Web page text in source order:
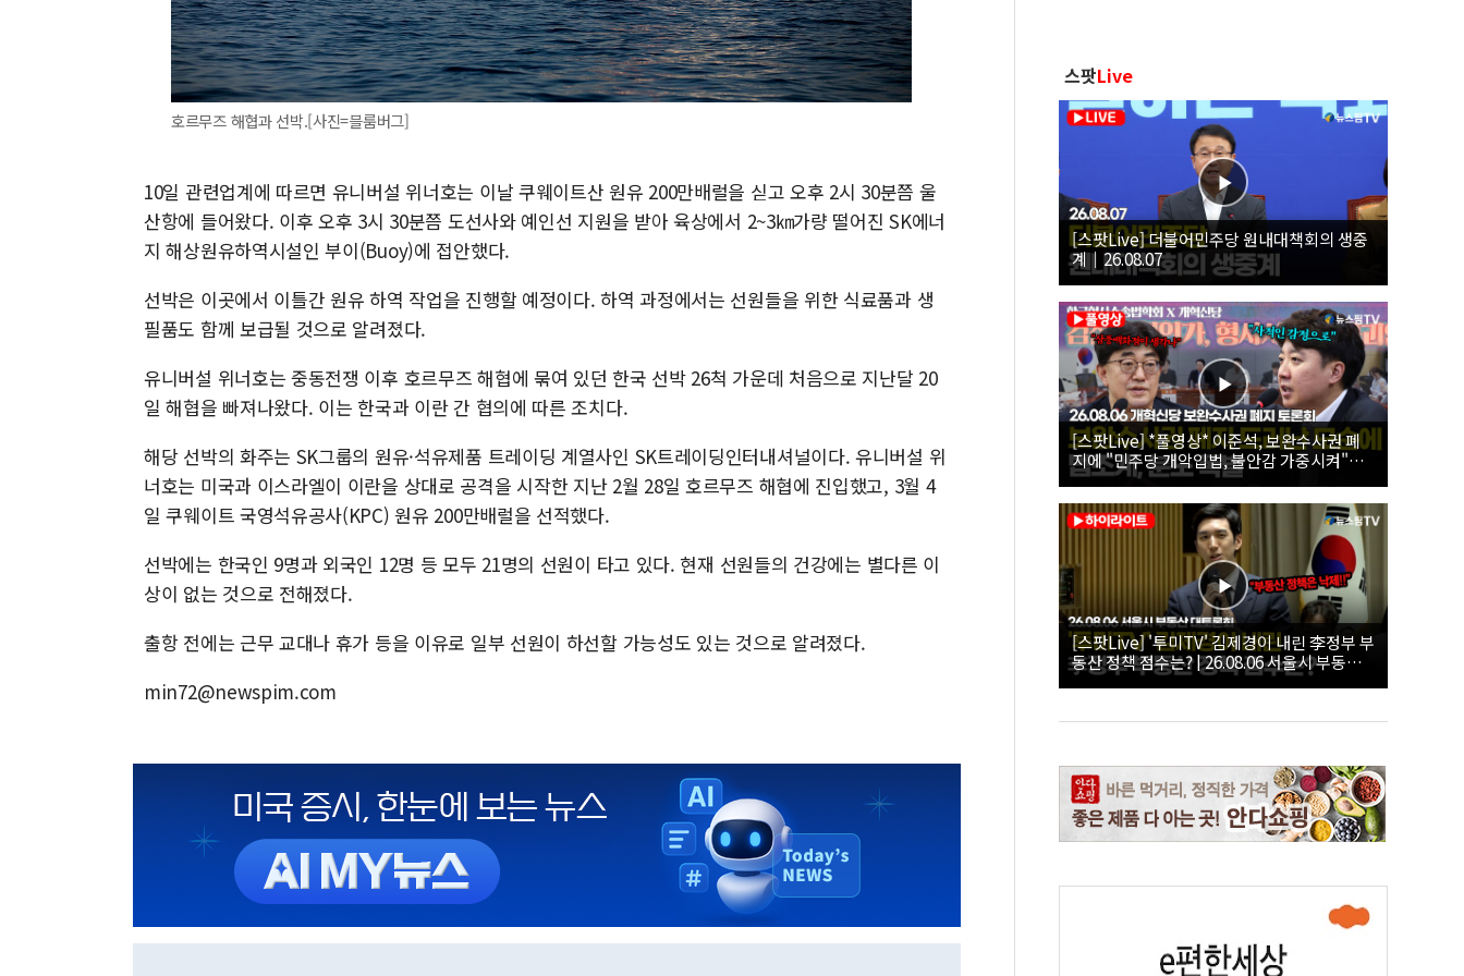
호르무즈 해협과 선박.[사진=블룸버그]
10일 관련업계에 따르면 유니버설 위너호는 이날 쿠웨이트산 원유 200만배럴을 싣고 오후 2시 30분쯤 울
산항에 들어왔다. 이후 오후 3시 30분쯤 도선사와 예인선 지원을 받아 육상에서 2~3㎞가량 떨어진 SK에너
지 해상원유하역시설인 부이(Buoy)에 접안했다.
선박은 이곳에서 이틀간 원유 하역 작업을 진행할 예정이다. 하역 과정에서는 선원들을 위한 식료품과 생
필품도 함께 보급될 것으로 알려졌다.
유니버설 위너호는 중동전쟁 이후 호르무즈 해협에 묶여 있던 한국 선박 26척 가운데 처음으로 지난달 20
일 해협을 빠져나왔다. 이는 한국과 이란 간 협의에 따른 조치다.
해당 선박의 화주는 SK그룹의 원유·석유제품 트레이딩 계열사인 SK트레이딩인터내셔널이다. 유니버설 위
너호는 미국과 이스라엘이 이란을 상대로 공격을 시작한 지난 2월 28일 호르무즈 해협에 진입했고, 3월 4
일 쿠웨이트 국영석유공사(KPC) 원유 200만배럴을 선적했다.
선박에는 한국인 9명과 외국인 12명 등 모두 21명의 선원이 타고 있다. 현재 선원들의 건강에는 별다른 이
상이 없는 것으로 전해졌다.
출항 전에는 근무 교대나 휴가 등을 이유로 일부 선원이 하선할 가능성도 있는 것으로 알려졌다.
min72@newspim.com
스팟Live
[스팟Live] 더불어민주당 원내대책회의 생중
계｜26.08.07
[스팟Live] *풀영상* 이준석, 보완수사권 폐
지에 "민주당 개악입법, 불안감 가중시켜"｜
26.08.06 개혁신당 보완수사권 폐지 토론회
[스팟Live] '투미TV' 김제경이 내린 李정부 부
동산 정책 점수는? | 26.08.06 서울시 부동산
대토론회